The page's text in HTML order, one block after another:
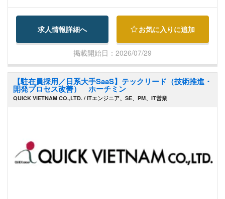
会議の実施 ・要件整理・要件定義・仕様調整 ・見
積書・提案書の作成 ・パートナー企業や開発チー
ムとの進捗・品質・課題・リスク管理 ・成果物レ
ビューおよび品質管理 ・プロジェクト全体のマネ
ジメント ・会社運営に関わる各種業務サポート
【募集背景】 事業拡大に伴い、日本企業との直接
取引案件が増加しています。 これまでのオフショ
ア開発に加え、顧客と直接向き合いながら上流工
要件定義・提案・品質管理など幅広い経験を積め
求人情報詳細へ お気に入りに追加
掲載開始日：2026/07/29
【駐在員採用／日系大手SaaS】テックリード（技術推進・
開発プロセス改善） ホーチミン
QUICK VIETNAM CO.,LTD. / ITエンジニア、SE、PM、IT営業